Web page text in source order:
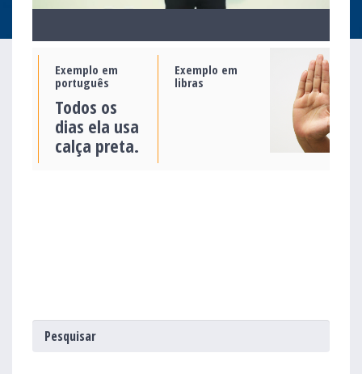
Exemplo em
português
Todos os
dias ela usa
calça preta.
Exemplo em
libras